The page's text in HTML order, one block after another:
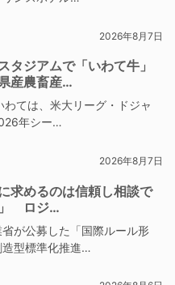
2026年8月7日
タジアムで「いわて牛」
産農畜産…
ては、米大リーグ・ドジャ
年シー…
2026年8月7日
求めるのは信頼し相談で
」 ロジ…
が公募した「国際ルール形
造型標準化推進…